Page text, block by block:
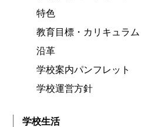
特色
教育目標・カリキュラム
沿革
学校案内パンフレット
学校運営方針
学校生活